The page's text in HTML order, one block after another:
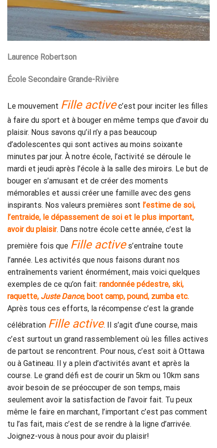
Laurence Robertson
École Secondaire Grande-Rivière
Le mouvement Fille activec’est pour inciter les filles
à faire du sport et à bouger en même temps que d’avoir du
plaisir. Nous savons qu’il n’y a pas beaucoup
d’adolescentes qui sont actives au moins soixante
minutes par jour. À notre école, l’activité se déroule le
mardi et jeudi après l’école à la salle des miroirs. Le but de
bouger en s’amusant et de créer des moments
mémorables et aussi créer une famille avec des gens
inspirants. Nos valeurs premières sont l’estime de soi,
l’entraide, le dépassement de soi et le plus important,
avoir du plaisir. Dans notre école cette année, c’est la
première fois que Fille actives’entraîne toute
l’année. Les activités que nous faisons durant nos
entraînements varient énormément, mais voici quelques
exemples de ce qu’on fait: randonnée pédestre, ski,
raquette, Juste Dance, boot camp, pound, zumba etc.
Après tous ces efforts, la récompense c’est la grande
célébration Fille active. Il s’agit d’une course, mais
c’est surtout un grand rassemblement où les filles actives
de partout se rencontrent. Pour nous, c’est soit à Ottawa
ou à Gatineau. Il y a plein d’activités avant et après la
course. Le grand défi est de courir un 5km ou 10km sans
avoir besoin de se préoccuper de son temps, mais
seulement avoir la satisfaction de l’avoir fait. Tu peux
même le faire en marchant, l’important c’est pas comment
tu l’as fait, mais c’est de se rendre à la ligne d’arrivée.
Joignez-vous à nous pour avoir du plaisir!